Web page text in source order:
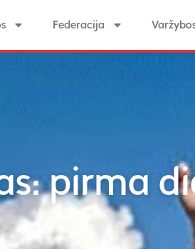
Federacija
pirma